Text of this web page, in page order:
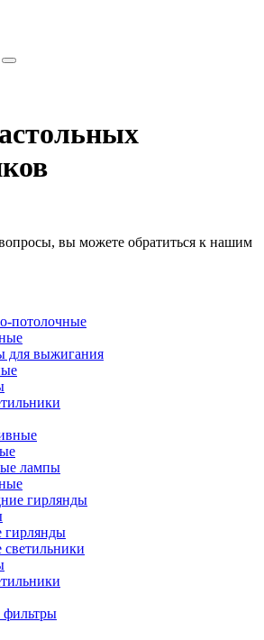
вы можете обратиться к нашим
потолочные
для выжигания
лампы
гирлянды
гирлянды
фильтры